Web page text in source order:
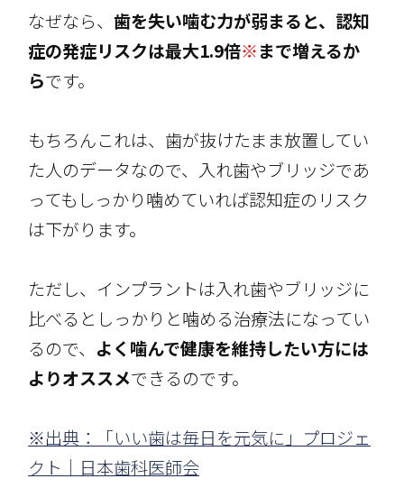
なぜなら、歯を失い噛む力が弱まると、認知
症の発症リスクは最大1.9倍※まで増えるか
らです。
もちろんこれは、歯が抜けたまま放置してい
た人のデータなので、入れ歯やブリッジであ
ってもしっかり噛めていれば認知症のリスク
は下がります。
ただし、インプラントは入れ歯やブリッジに
比べるとしっかりと噛める治療法になってい
るので、 よく噛んで健康を維持したい方には
よりオススメできるのです。
※出典：「いい歯は毎日を元気に」プロジェ
クト｜日本歯科医師会